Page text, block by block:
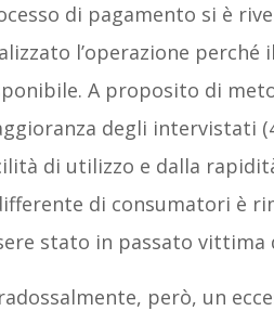
di pagamento si è
l’operazione
A proposito di
degli intervistati
di utilizzo e dalla
di consumatori è
stato in passato vittima
però, un